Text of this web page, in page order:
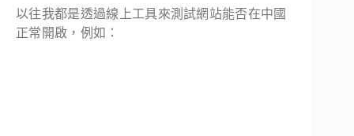
以往我都是透過線上工具來測試網站能否在中國
正常開啟，例如：